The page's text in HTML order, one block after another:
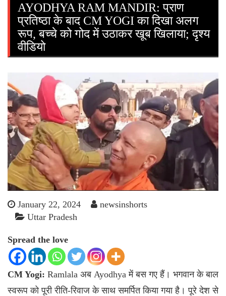
AYODHYA RAM MANDIR: प्राण
प्रतिष्ठा के बाद CM YOGI का दिखा अलग
रूप, बच्चे को गोद में उठाकर खूब खिलाया; दृश्य
वीडियो
January 22, 2024
newsinshorts
Uttar Pradesh
Spread the love
CM Yogi: Ramlala अब Ayodhya में बस गए हैं। भगवान के बाल
स्वरूप को पूरी रीति-रिवाज के साथ समर्पित किया गया है। पूरे देश से